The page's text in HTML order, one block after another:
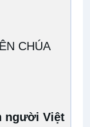
CHÚA
người Việt